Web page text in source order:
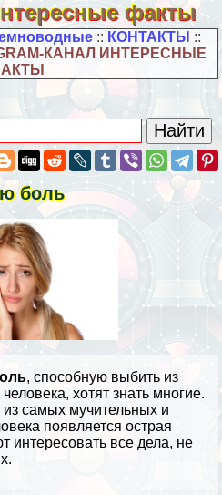
факты
:: КОНТАКТЫ ::
КАНАЛ ИНТЕРЕСНЫЕ
боль
, способную выбить из
хотят знать многие.
из самых мучительных и
появляется острая
интересовать все дела, не